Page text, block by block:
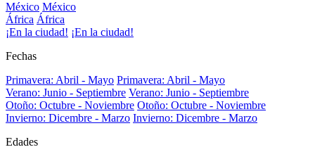
México México
África África
¡En la ciudad! ¡En la ciudad!
Fechas
Primavera: Abril - Mayo Primavera: Abril - Mayo
Verano: Junio - Septiembre Verano: Junio - Septiembre
Otoño: Octubre - Noviembre Otoño: Octubre - Noviembre
Invierno: Dicembre - Marzo Invierno: Dicembre - Marzo
Edades